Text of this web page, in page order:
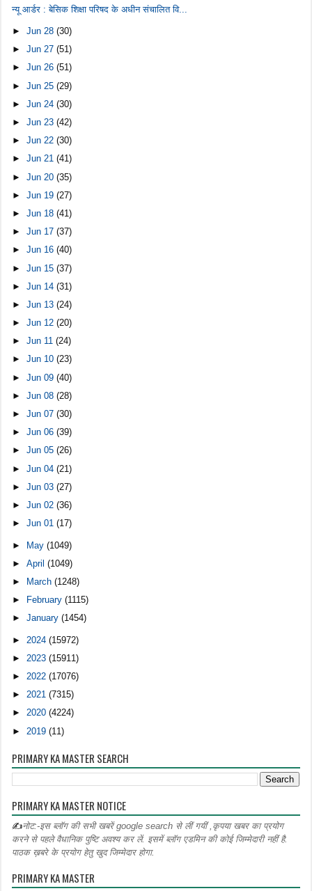
न्यू आर्डर : बेसिक शिक्षा परिषद के अधीन संचालित वि...
►Jun 28(30)
►Jun 27(51)
►Jun 26(51)
►Jun 25(29)
►Jun 24(30)
►Jun 23(42)
►Jun 22(30)
►Jun 21(41)
►Jun 20(35)
►Jun 19(27)
►Jun 18(41)
►Jun 17(37)
►Jun 16(40)
►Jun 15(37)
►Jun 14(31)
►Jun 13(24)
►Jun 12(20)
►Jun 11(24)
►Jun 10(23)
►Jun 09(40)
►Jun 08(28)
►Jun 07(30)
►Jun 06(39)
►Jun 05(26)
►Jun 04(21)
►Jun 03(27)
►Jun 02(36)
►Jun 01(17)
► May(1049)
►April(1049)
►
March(1248)
►
February(1115)
►January(1454)
► 2024(15972)
► 2023(15911)
►2022(17076)
►2021(7315)
►2020(4224)
► 2019(11)
PRIMARY KA MASTER SEARCH
PRIMARY KA MASTER NOTICE
✍नोट:-इस ब्लॉग की सभी खबरें google search से लीं गयीं ,कृपया खबर का प्रयोग
करने से पहले वैधानिक पुष्टि अवश्य कर लें. इसमें ब्लॉग एडमिन की कोई जिम्मेदारी नहीं है.
पाठक ख़बरे के प्रयोग हेतु खुद जिम्मेदार होगा.
PRIMARY KA MASTER